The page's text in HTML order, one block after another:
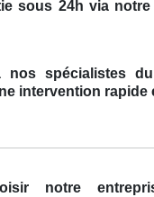
sous 24h via
nos spécialistes
intervention rapide
notre